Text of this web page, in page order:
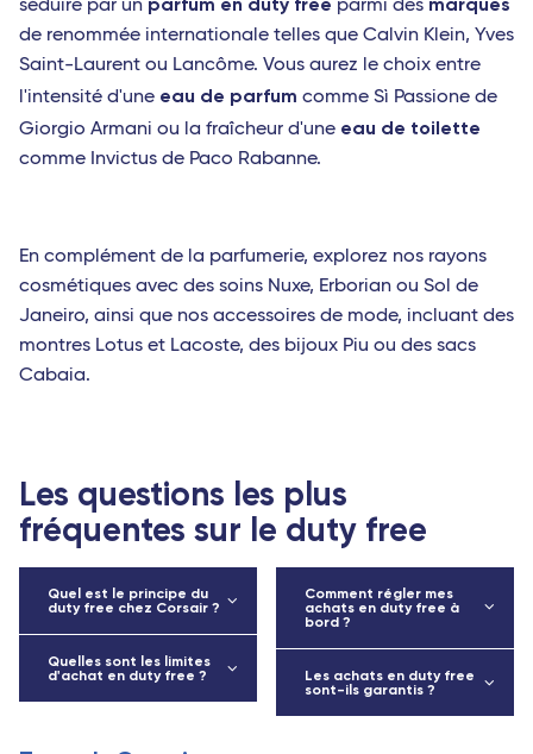
séduire par un
parmi des
de renommée internationale telles que Calvin Klein, Yves
Saint-Laurent ou Lancôme. Vous aurez le choix entre
l'intensité d'une eau de parfum comme Sì Passione de
Giorgio Armani ou la fraîcheur d'une eau de toilette
comme Invictus de Paco Rabanne.
En complément de la parfumerie, explorez nos rayons
cosmétiques avec des soins Nuxe, Erborian ou Sol de
Janeiro, ainsi que nos accessoires de mode, incluant des
montres Lotus et Lacoste, des bijoux Piu ou des sacs
Cabaia.
Les questions les plus
fréquentes sur le duty free
Quel est le principe du
duty free chez Corsair ?
Quelles sont les limites
d'achat en duty free ?
Comment régler mes
achats en duty free à
bord ?
Les achats en duty free
sont-ils garantis ?